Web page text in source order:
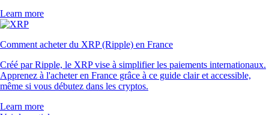
Learn more
Comment acheter du XRP (Ripple) en France
Créé par Ripple, le XRP vise à simplifier les paiements internationaux.
Apprenez à l'acheter en France grâce à ce guide clair et accessible,
même si vous débutez dans les cryptos.
Learn more